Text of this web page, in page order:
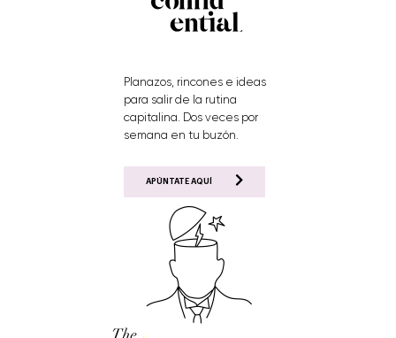
Planazos, rincones e ideas
para salir de la rutina
capitalina. Dos veces por
semana en tu buzón.
APÚNTATE AQUÍ